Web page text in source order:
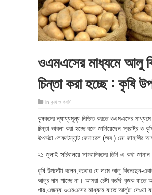
ওএমএসের মাধ্যমে আলু
চিন্তা করা হচ্ছে : কৃষি
in কৃষি ও গবাদি
কৃষকদের ন্যায্যমূল্য নিশ্চিত করতে ওএমএসের
চিন্তা-ভাবনা করা হচ্ছে বলে জানিয়েছেন স্বরাষ্ট্র ও
উপদেষ্টা লেফটেন্যান্ট জেনারেল (অব.) মো.জাহাঙ্গীর
২১ জুলাই সচিবালয়ে সাংবাদিকদের তিনি এ কথা
কৃষি উপদেষ্টা বলেন,গতবার যে দামে আলু কিনেছেন-
আলুর দাম পাচ্ছে না। আমরা চেষ্টা করছি কৃষক যাতে
পায়,এজন্য ওএমএসের মাধ্যমে যাতে আলুটা দেওয়া